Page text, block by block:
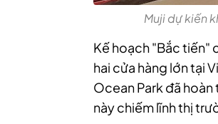
Muji dự kiến
Kế hoạch "Bắc tiến"
hai cửa hàng lớn tại
Ocean Park đã
này chiếm lĩnh thị